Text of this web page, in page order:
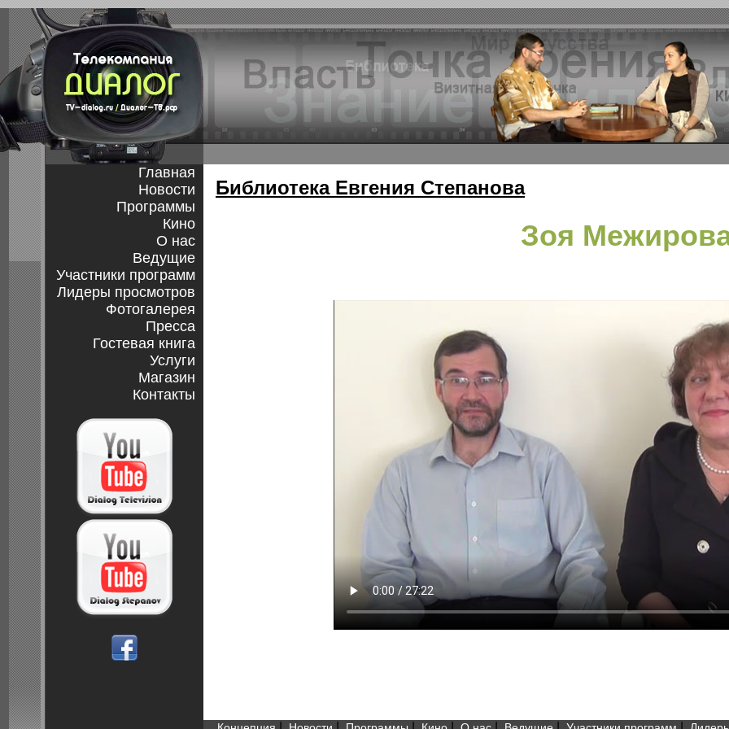
Главная
Новости
Программы
Кино
О нас
Ведущие
Участники программ
Лидеры просмотров
Фотогалерея
Пресса
Гостевая книга
Услуги
Магазин
Контакты
Библиотека Евгения Степанова
Зоя